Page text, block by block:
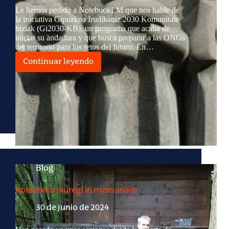
Le hemos pedido a NotebookLM que nos hable de
la iniciativa Gipuzkoa Irudikatuz 2030 Komunitate
biziak (Gi2030-KB), un programa que acaba de
iniciar su andadura y que busca preparar a las ONGs
del territorio para los retos del futuro. En…
Continuar leyendo
Gipuzkoa
Irudikatuz
2030
Komunitate
biziak
Blog
Koldobika Jauregi in memoriam
30 de junio de 2024